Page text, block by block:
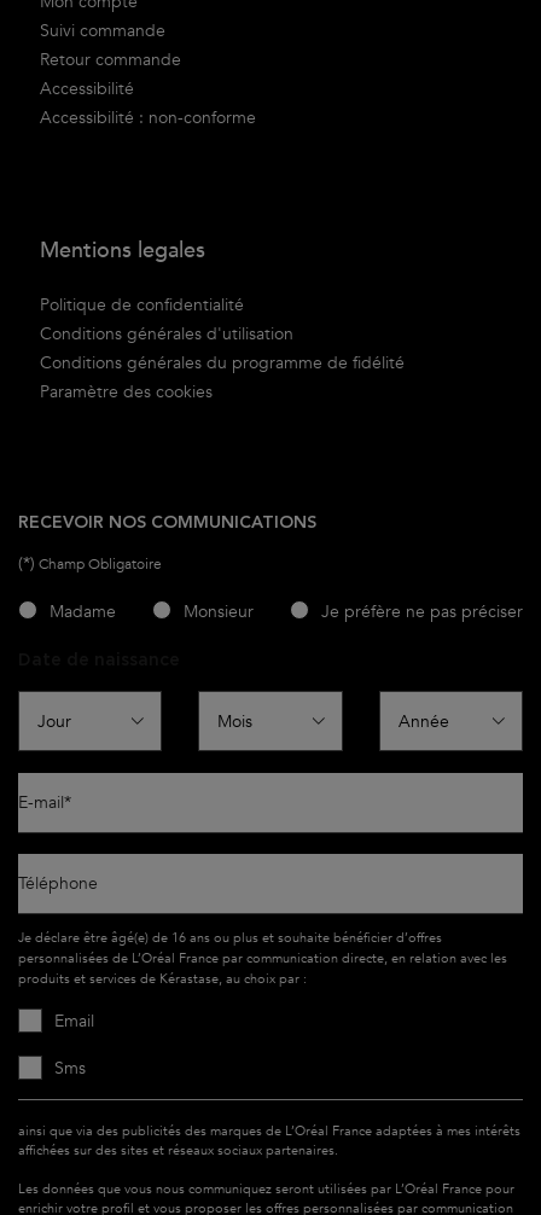
Suivi commande
Retour commande
Accessibilité
Accessibilité : non-conforme
Mentions legales
Politique de confidentialité
Conditions générales d'utilisation
Conditions générales du programme de fidélité
Paramètre des cookies
RECEVOIR NOS COMMUNICATIONS
(*) Champ Obligatoire
newslettersignup.title.legend
Madame Monsieur Je préfère ne pas préciser
E-mail*
Téléphone
Je déclare être âgé(e) de 16 ans ou plus et souhaite bénéficier d’offres
personnalisées de L’Oréal France par communication directe, en relation avec les
produits et services de Kérastase, au choix par :
Email
Sms
ainsi que via des publicités des marques de L’Oréal France adaptées à mes intérêts
affichées sur des sites et réseaux sociaux partenaires.​
Les données que vous nous communiquez seront utilisées par L’Oréal France pour
enrichir votre profil et vous proposer les offres personnalisées par communication